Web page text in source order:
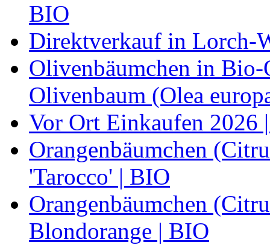
BIO
Direktverkauf in Lorch-
Olivenbäumchen in Bio-
Olivenbaum (Olea
Vor Ort Einkaufen 2026
Orangenbäumchen
'Tarocco' | BIO
Orangenbäumchen
Blondorange | BIO